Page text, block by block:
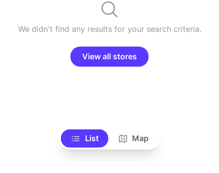
We didn't find any results for your search criteria.
View all stores
List Map